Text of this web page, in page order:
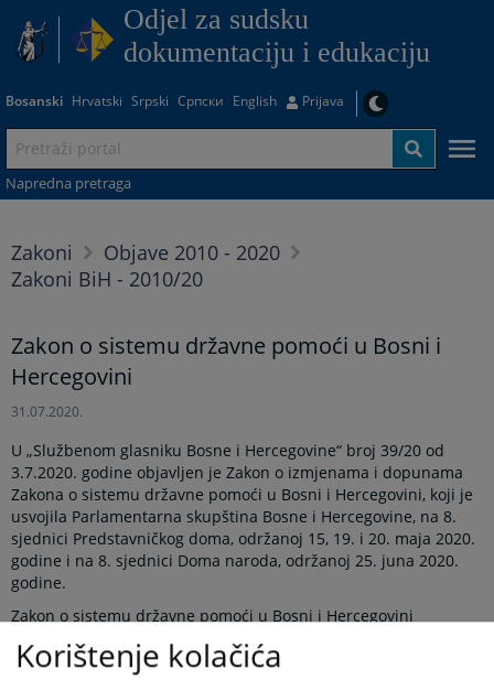
Odjel za sudsku
dokumentaciju i edukaciju
Bosanski Hrvatski Srpski Српски English Prijava
Napredna pretraga
Zakoni
Objave 2010 - 2020
Zakoni BiH - 2010/20
Zakon o sistemu državne pomoći u Bosni i
Hercegovini
31.07.2020.
U „Službenom glasniku Bosne i Hercegovine“ broj 39/20 od
3.7.2020. godine objavljen je Zakon o izmjenama i dopunama
Zakona o sistemu državne pomoći u Bosni i Hercegovini, koji je
usvojila Parlamentarna skupština Bosne i Hercegovine, na 8.
sjednici Predstavničkog doma, održanoj 15, 19. i 20. maja 2020.
godine i na 8. sjednici Doma naroda, održanoj 25. juna 2020.
godine.
Zakon o sistemu državne pomoći u Bosni i Hercegovini
10/12.
Korištenje kolačića